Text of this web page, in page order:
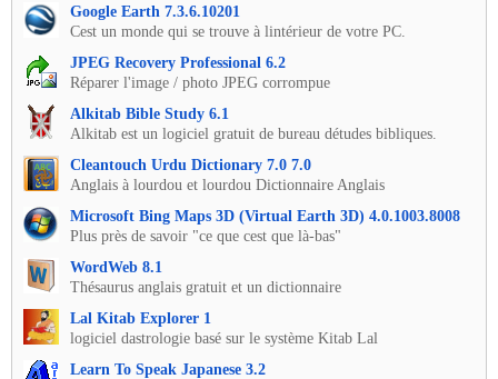
Google Earth 7.3.6.10201
Cest un monde qui se trouve à lintérieur de votre PC.
JPEG Recovery Professional 6.2
Réparer l'image / photo JPEG corrompue
Alkitab Bible Study 6.1
Alkitab est un logiciel gratuit de bureau détudes bibliques.
Cleantouch Urdu Dictionary 7.0 7.0
Anglais à lourdou et lourdou Dictionnaire Anglais
Microsoft Bing Maps 3D (Virtual Earth 3D) 4.0.1003.8008
Plus près de savoir "ce que cest que là-bas"
WordWeb 8.1
Thésaurus anglais gratuit et un dictionnaire
Lal Kitab Explorer 1
logiciel dastrologie basé sur le système Kitab Lal
Learn To Speak Japanese 3.2